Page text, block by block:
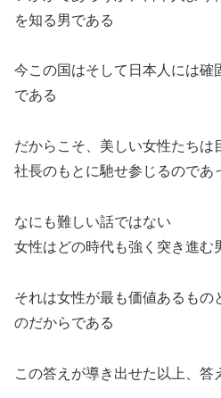
を知る男である
今この国はそして日本人には確
である
だからこそ、美しい女性たちは
社長のもとに馳せ参じるのであ
なにも難しい話ではない
女性はどの時代も強く突き進む
それは女性が最も価値あるもの
のだからである
この答えが導き出せた以上、答